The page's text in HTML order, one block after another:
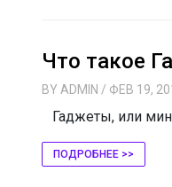
Что такое
BY ADMIN / ФЕВ 19,
Гаджеты, или
ПОДРОБНЕЕ >>